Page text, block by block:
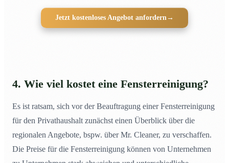
Jetzt kostenloses Angebot anfordern→
4. Wie viel kostet eine Fensterreinigung?
Es ist ratsam, sich vor der Beauftragung einer Fensterreinigung
für den Privathaushalt zunächst einen Überblick über die
regionalen Angebote, bspw. über Mr. Cleaner, zu verschaffen.
Die Preise für die Fensterreinigung können von Unternehmen